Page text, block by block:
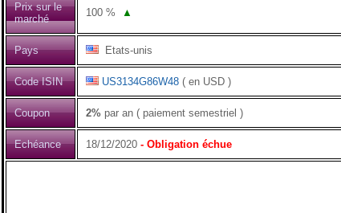
Prix sur le
marché
100% ▲
Pays Etats-unis
Code ISIN US3134G86W48( en USD )
Coupon 2%par an ( paiement semestriel )
Echéance 18/12/2020- Obligation échue